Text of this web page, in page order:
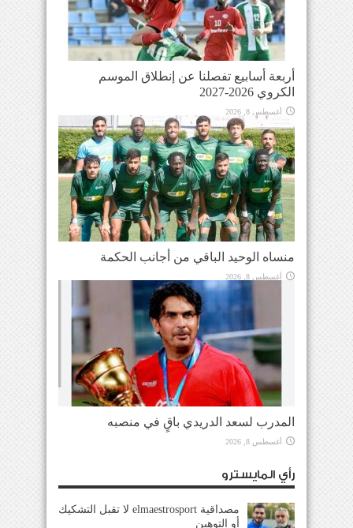
أربعة أسابيع تفصلنا عن إنطلاق الموسم
الكروي 2026-2027
أغسطس 8, 2026
منساه الوحيد الباقي من أجانب الحكمة
أغسطس 8, 2026
المدرب لسعد الدريدي باقٍ في منصبه
أغسطس 8, 2026
رأي المايسترو
مصداقية elmaestrosport لا تقبل التشكيك
أو التوهين